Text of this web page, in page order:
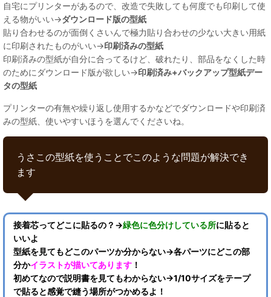
自宅にプリンターがあるので、改造で失敗しても何度でも印刷して使
える物がいい→ダウンロード版の型紙
貼り合わせるのが面倒くさいんで極力貼り合わせの少ない大きい用紙
に印刷されたものがいい→印刷済みの型紙
印刷済みの型紙が自分に合ってるけど、破れたり、部品をなくした時
のためにダウンロード版が欲しい→印刷済み+バックアップ型紙デー
タの型紙
プリンターの有無や繰り返し使用するかなどでダウンロードや印刷済
みの型紙、使いやすいほうを選んでくださいね。
うさこの型紙を使うことでこのような問題が解決でき
ます
接着芯ってどこに貼るの？→緑色に色分けしている所に貼ると
いいよ
型紙を見てもどこのパーツか分からない→各パーツにどこの部
分かイラストが描いてあります ！
初めてなので説明書を見てもわからない→1/10サイズをテープ
で貼ると感覚で縫う場所がつかめるよ！